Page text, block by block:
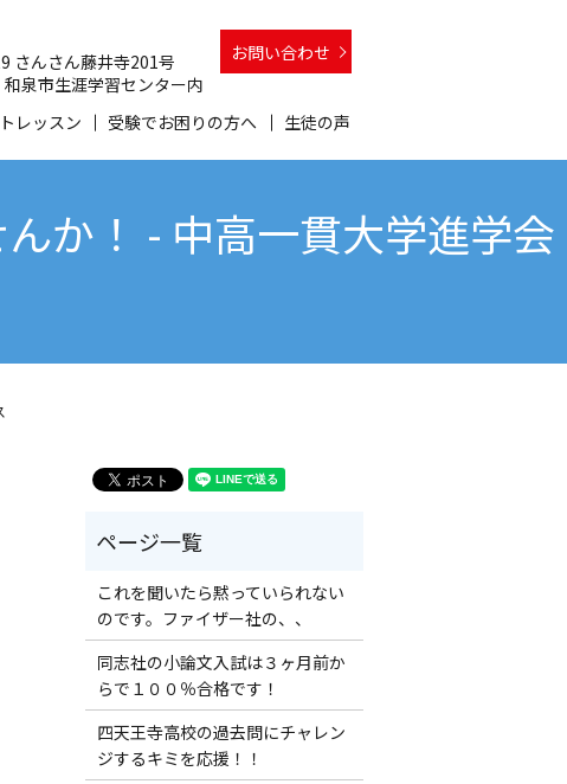
レッスン 受験でお困りの方へ 生徒の声
さんさん藤井寺201号
泉市生涯学習センター内
お問い合わせ
か！ - 中高一貫大学進学会
これを聞いたら黙っていられない
のです。ファイザー社の、、
同志社の小論文入試は３ヶ月前か
らで１００％合格です！
四天王寺高校の過去問にチャレン
ジするキミを応援！！